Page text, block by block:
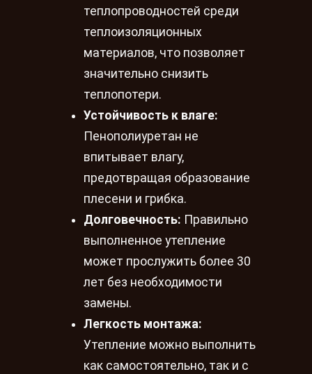
теплопроводностей среди
теплоизоляционных
материалов, что позволяет
значительно снизить
теплопотери.
Устойчивость к влаге:
Пенополиуретан не
впитывает влагу,
предотвращая образование
плесени и грибка.
Долговечность: Правильно
выполненное утепление
может прослужить более 30
лет без необходимости
замены.
Легкость монтажа:
Утепление можно выполнить
как самостоятельно, так и с